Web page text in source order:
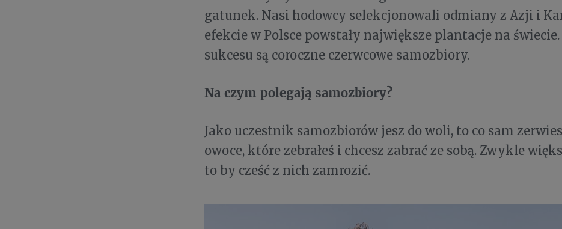
gatunek. Nasi hodowcy selekcjonowali odmiany z Azji i
efekcie w Polsce powstały największe plantacje na świecie.
sukcesu są coroczne czerwcowe samozbiory.
Na czym polegają samozbiory?
Jako uczestnik samozbiorów jesz do woli, to co sam
owoce, które zebrałeś i chcesz zabrać ze sobą. Zwykle
to by cześć z nich zamrozić.